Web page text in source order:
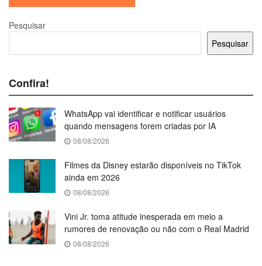
Pesquisar
Pesquisar
Confira!
WhatsApp vai identificar e notificar usuários
quando mensagens forem criadas por IA
08/08/2026
Filmes da Disney estarão disponíveis no TikTok
ainda em 2026
08/08/2026
Vini Jr. toma atitude inesperada em meio a
rumores de renovação ou não com o Real Madrid
08/08/2026